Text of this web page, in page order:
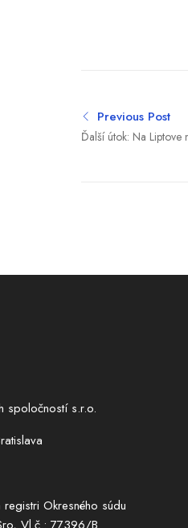
Previous Post
Ďalší útok: Na
spoločností s.r.o.
Okresného súdu